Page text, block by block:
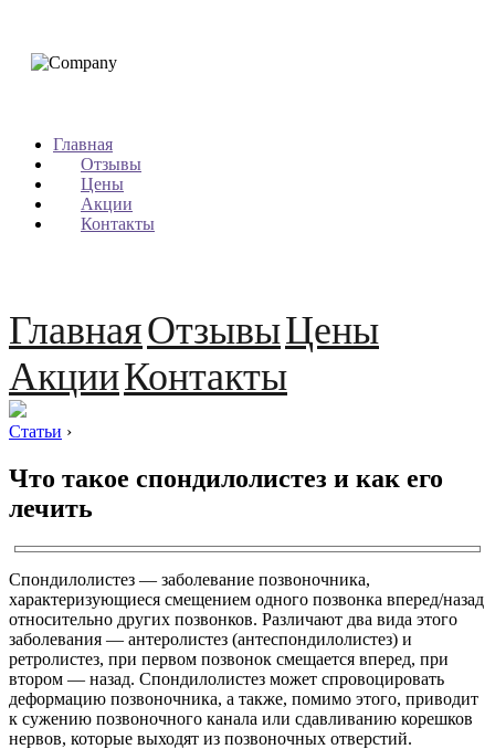
Главная
Отзывы
Цены
Акции
Контакты
ГлавнаяОтзывыЦены
АкцииКонтакты
Статьи ›
Что такое спондилолистез и как его
лечить
Спондилолистез — заболевание позвоночника,
характеризующиеся смещением одного позвонка вперед/назад
относительно других позвонков. Различают два вида этого
заболевания — антеролистез (антеспондилолистез) и
ретролистез, при первом позвонок смещается вперед, при
втором — назад. Спондилолистез может спровоцировать
деформацию позвоночника, а также, помимо этого, приводит
к сужению позвоночного канала или сдавливанию корешков
нервов, которые выходят из позвоночных отверстий.